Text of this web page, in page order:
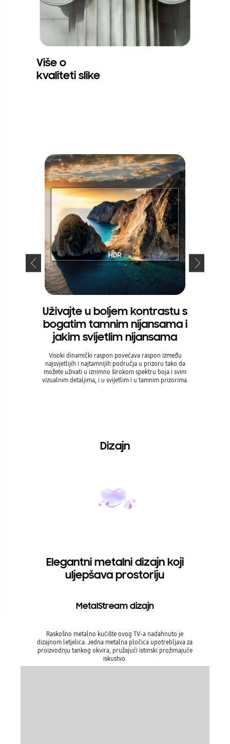
Više o
kvaliteti slike
Uživajte u boljem kontrastu s
bogatim tamnim nijansama i
jakim svijetlim nijansama
Visoki dinamički raspon povećava raspon između
najsvjetlijih i najtamnijih područja u prizoru tako da
možete uživati u iznimno širokom spektru boja i svim
vizualnim detaljima, i u svijetlim i u tamnim prizorima.
Dizajn
Elegantni metalni dizajn koji
uljepšava prostoriju
MetalStream dizajn
Raskošno metalno kućište ovog TV-a nadahnuto je
dizajnom letjelica. Jedna metalna pločica upotrebljava za
proizvodnju tankog okvira, pružajući istinski prožimajuće
iskustvo.